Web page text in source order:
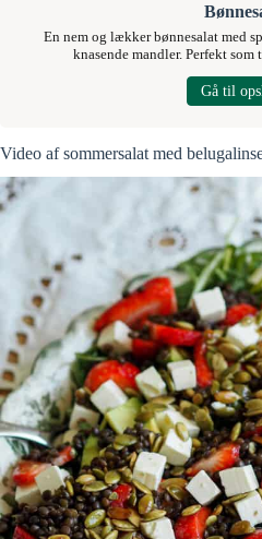
En nem og lækker bønnesalat med
knasende mandler. Perfekt
Gå til
Video af sommersalat med